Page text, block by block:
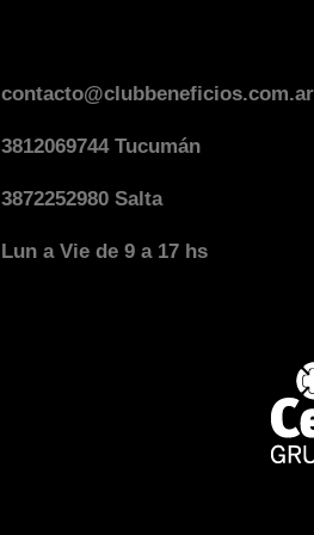
contacto@clubbeneficios.com.ar
3812069744 Tucumán
3872252980 Salta
Lun a Vie de 9 a 17 hs